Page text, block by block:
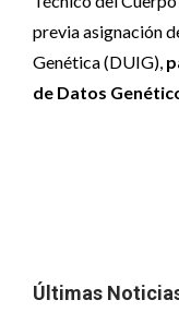
previa asignación
Genética (DUIG),
de Datos
Últimas